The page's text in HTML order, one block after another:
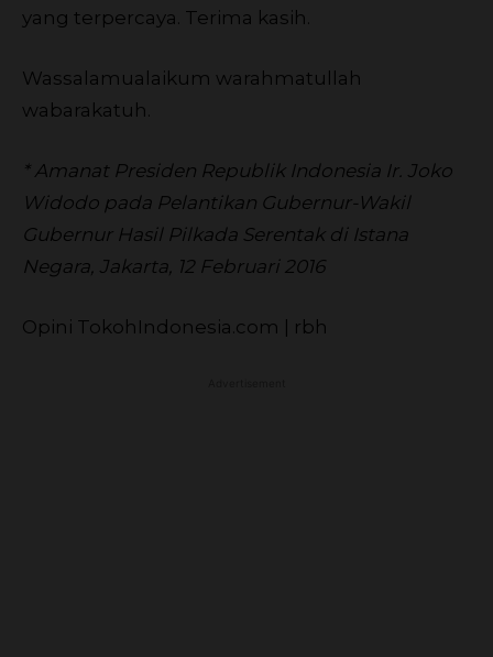
yang terpercaya. Terima kasih.
Wassalamualaikum warahmatullah
wabarakatuh.
* Amanat Presiden Republik Indonesia Ir. Joko
Widodo pada Pelantikan Gubernur-Wakil
Gubernur Hasil Pilkada Serentak di Istana
Negara, Jakarta, 12 Februari 2016
Opini TokohIndonesia.com | rbh